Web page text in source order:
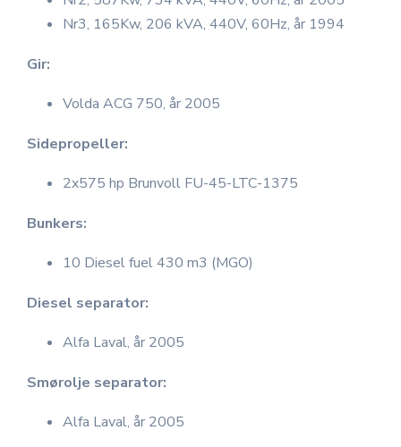
Nr3, 165Kw, 206 kVA, 440V, 60Hz, år 1994
Gir:
Volda ACG 750, år 2005
Sidepropeller:
2x575 hp Brunvoll FU-45-LTC-1375
Bunkers:
10 Diesel fuel 430 m3 (MGO)
Diesel separator:
Alfa Laval, år 2005
Smørolje separator:
Alfa Laval, år 2005